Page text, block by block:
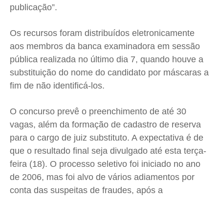
publicação”.
Os recursos foram distribuídos eletronicamente
aos membros da banca examinadora em sessão
pública realizada no último dia 7, quando houve a
substituição do nome do candidato por máscaras a
fim de não identificá-los.
O concurso prevê o preenchimento de até 30
vagas, além da formação de cadastro de reserva
para o cargo de juiz substituto. A expectativa é de
que o resultado final seja divulgado até esta terça-
feira (18). O processo seletivo foi iniciado no ano
de 2006, mas foi alvo de vários adiamentos por
conta das suspeitas de fraudes, após a